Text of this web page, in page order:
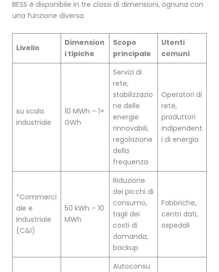
BESS è disponibile in tre classi di dimensioni, ognuna con
una funzione diversa.
Livello
Dimension
i tipiche
Scopo
principale
Utenti
comuni
su scala
industriale
10 MWh – 1+
GWh
Servizi di
rete,
stabilizzazio
ne delle
energie
rinnovabili,
regolazione
della
frequenza
Operatori di
rete,
produttori
indipendent
i di energia
*Commerci
ale e
industriale
(C&I)
50 kWh – 10
MWh
Riduzione
dei picchi di
consumo,
tagli dei
costi di
domanda,
backup
Fabbriche,
centri dati,
ospedali
Autoconsu